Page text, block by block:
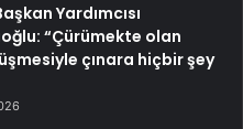
Yardımcısı
“Çürümekte olan
çınara hiçbir şey